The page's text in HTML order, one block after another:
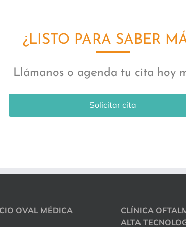
¿LISTO PARA SABER
Llámanos o agenda tu cita hoy
Solicitar cita
OVAL MÉDICA
CLÍNICA
ALTA